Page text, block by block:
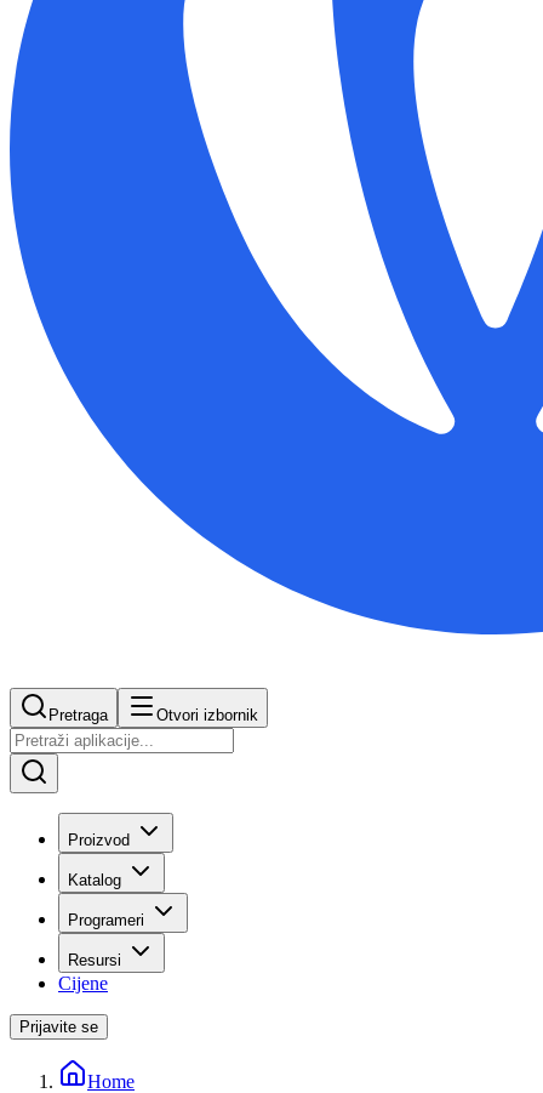
Pretraga Otvori izbornik
Proizvod
Katalog
Programeri
Resursi
Cijene
Prijavite se
Home